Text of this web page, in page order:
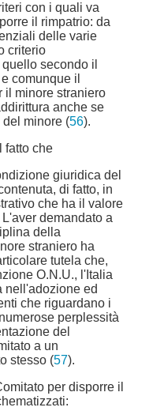
con i quali va
il rimpatrio: da
delle varie
criterio
secondo il
comunque il
il minore straniero
anche se
minore (56).
fatto che
giuridica del
di fatto, in
che ha il valore
demandato a
della
straniero ha
tutela che,
O.N.U., l'Italia
nell'adozione ed
che riguardano i
perplessità
del
a un
stesso (57).
per disporre il